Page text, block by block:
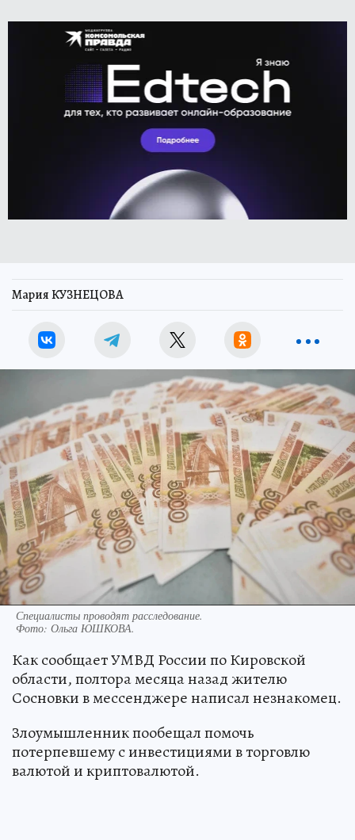
Мария КУЗНЕЦОВА
Специалисты проводят расследование.
Фото: Ольга ЮШКОВА.
Как сообщает УМВД России по Кировской
области, полтора месяца назад жителю
Сосновки в мессенджере написал незнакомец.
Злоумышленник пообещал помочь
потерпевшему с инвестициями в торговлю
валютой и криптовалютой.